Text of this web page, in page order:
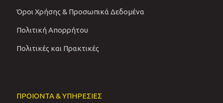
Όροι Χρήσης & Προσωπικά Δεδομένα
Πολιτική Απορρήτου
Πολιτικές και Πρακτικές
ΠΡΟΙΟΝΤΑ & ΥΠΗΡΕΣΙΕΣ